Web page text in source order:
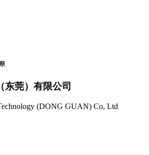
东莞）有限公司
(DONG GUAN) Co, Ltd